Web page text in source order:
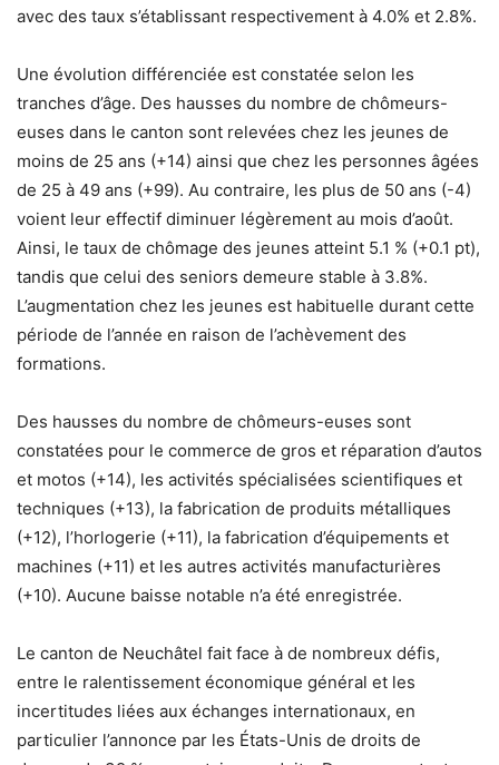
avec des taux s’établissant respectivement à 4.0% et 2.8%.
Une évolution différenciée est constatée selon les
tranches d’âge. Des hausses du nombre de chômeurs-
euses dans le canton sont relevées chez les jeunes de
moins de 25 ans (+14) ainsi que chez les personnes âgées
de 25 à 49 ans (+99). Au contraire, les plus de 50 ans (-4)
voient leur effectif diminuer légèrement au mois d’août.
Ainsi, le taux de chômage des jeunes atteint 5.1 % (+0.1 pt),
tandis que celui des seniors demeure stable à 3.8%.
L’augmentation chez les jeunes est habituelle durant cette
période de l’année en raiso​n de l’achèvement des
formations.
Des hausses du nombre de chômeurs-euses sont
constatées pour le commerce de gros et réparation d’autos
et motos (+14), les activités spécialisées scientifiques et
techniques (+13), la fabrication de produits métalliques
(+12), l’horlogerie (+11), la fabrication d’équipements et
machines (+11) et les autres activités manufacturières
(+10). Aucune baisse notable n’a été enregistrée.
Le canton de Neuchâtel fait face à de nombreux défis,
entre le ralentissement économique général et les
incertitudes liées aux échanges internationaux, en
particulier l’annonce par les États-Unis de droits de